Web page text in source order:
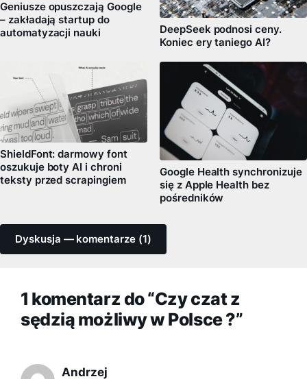
Geniusze opuszczają Google
– zakładają startup do
automatyzacji nauki
DeepSeek podnosi ceny.
Koniec ery taniego AI?
ShieldFont: darmowy font
oszukuje boty AI i chroni
teksty przed scrapingiem
Google Health synchronizuje
się z Apple Health bez
pośredników
Dyskusja — komentarze (1)
1 komentarz do “Czy czat z
sędzią możliwy w Polsce ?”
Andrzej